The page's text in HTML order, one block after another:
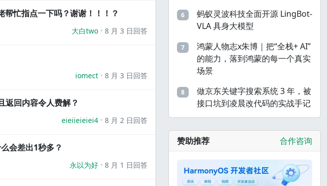
忙指点一下吗？谢谢！！！？
大白two 8 月 3 日回答
iomect 8 月 3 日回答
返回内容令人费解？
eieiieieiei4 8 月 2 日回答
会差出1秒多？
永以为好 8 月 1 日回答
6
蚂蚁灵波科技全面开源 LingBot-
VLA 具身大模型
7
鸿蒙人物志x朱博｜把“全栈+ AI”
的能力，落到鸿蒙的每一个真实
场景
8
做京东关键字搜索系统 3 年，被
接口坑到凌晨改代码的实战手记
赞助推荐 合作咨询